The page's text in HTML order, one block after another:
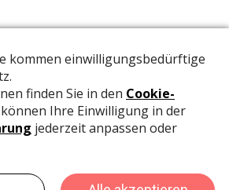
der Schweizer Papeterien informiert
aus der Branche.